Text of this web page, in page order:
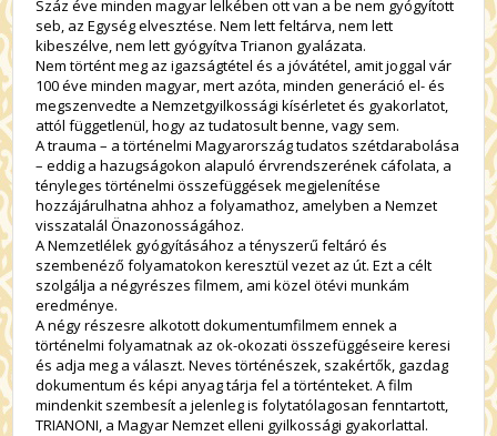
Száz éve minden magyar lelkében ott van a be nem gyógyított
seb, az Egység elvesztése. Nem lett feltárva, nem lett
kibeszélve, nem lett gyógyítva Trianon gyalázata.
Nem történt meg az igazságtétel és a jóvátétel, amit joggal vár
100 éve minden magyar, mert azóta, minden generáció el- és
megszenvedte a Nemzetgyilkossági kísérletet és gyakorlatot,
attól függetlenül, hogy az tudatosult benne, vagy sem.
A trauma – a történelmi Magyarország tudatos szétdarabolása
– eddig a hazugságokon alapuló érvrendszerének cáfolata, a
tényleges történelmi összefüggések megjelenítése
hozzájárulhatna ahhoz a folyamathoz, amelyben a Nemzet
visszatalál Önazonosságához.
A Nemzetlélek gyógyításához a tényszerű feltáró és
szembenéző folyamatokon keresztül vezet az út. Ezt a célt
szolgálja a négyrészes filmem, ami közel ötévi munkám
eredménye.
A négy részesre alkotott dokumentumfilmem ennek a
történelmi folyamatnak az ok-okozati összefüggéseire keresi
és adja meg a választ. Neves történészek, szakértők, gazdag
dokumentum és képi anyag tárja fel a történteket. A film
mindenkit szembesít a jelenleg is folytatólagosan fenntartott,
TRIANONI, a Magyar Nemzet elleni gyilkossági gyakorlattal.